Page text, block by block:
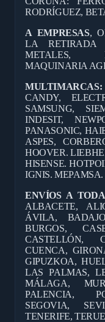
RODRÍGUEZ,
A EMPRESAS,
LA RETIRADA
METALES,
MAQUINARIA
MULTIMARCAS:
CANDY,
SAMSUNG,
INDESIT,
PANASONIC,
ASPES,
HOOVER.
HISENSE.
IGNIS.
ENVÍOS A
ALBACETE,
ÁVILA,
BURGOS,
CASTELLÓN,
CUENCA,
GIPUZKOA,
LAS PALMAS,
MÁLAGA,
PALENCIA,
SEGOVIA,
TENERIFE,